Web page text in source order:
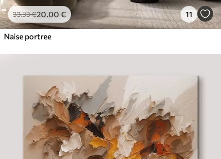
33.33€20.00 € 11
Naise portree